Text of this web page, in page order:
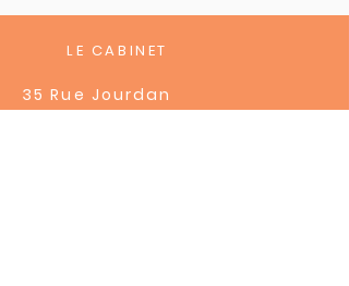
LE CABINET
35 Rue Jourdan